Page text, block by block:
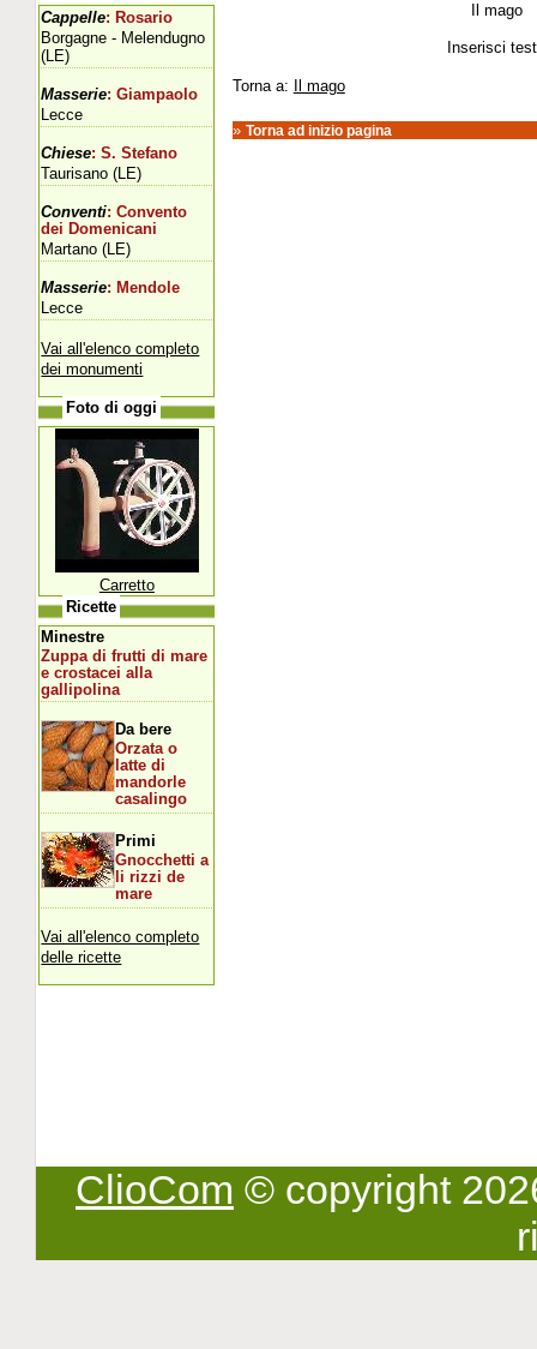
Il mago
Inserisci
Torna a: Il mago
» Torna ad inizio pagina
Cappelle: Rosario
Borgagne - Melendugno
(LE)
Masserie: Giampaolo
Lecce
Chiese: S. Stefano
Taurisano (LE)
Conventi: Convento
dei Domenicani
Martano (LE)
Masserie: Mendole
Lecce
Vai all'elenco completo
dei monumenti
Foto di oggi
Carretto
Ricette
Minestre
Zuppa di frutti di mare
e crostacei alla
gallipolina
Da bere
Orzata o
latte di
mandorle
casalingo
Primi
Gnocchetti a
li rizzi de
mare
Vai all'elenco completo
delle ricette
ClioCom © copyright